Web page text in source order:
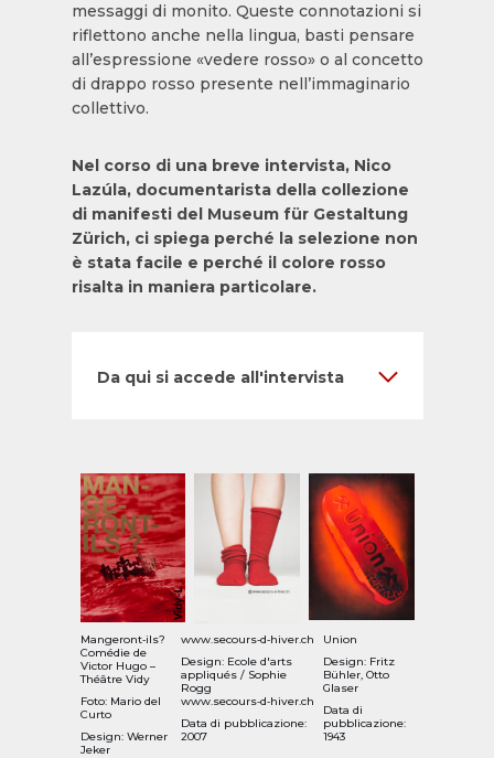
messaggi di monito. Queste connotazioni si
riflettono anche nella lingua, basti pensare
all’espressione «vedere rosso» o al concetto
di drappo rosso presente nell’immaginario
collettivo.
Nel corso di una breve intervista, Nico
Lazúla, documentarista della collezione
di manifesti del Museum für Gestaltung
Zürich, ci spiega perché la selezione non
è stata facile e perché il colore rosso
risalta in maniera particolare.
Da qui si accede all'intervista
Mangeront‑ils?
Comédie de
Victor Hugo –
Théâtre Vidy
Foto: Mario del
Curto
Design: Werner
Jeker
www.secours‑d‑hiver.ch
Design: Ecole d'arts
appliqués / Sophie
Rogg
www.secours‑d‑hiver.ch
Data di pubblicazione:
2007
Union
Design: Fritz
Bühler, Otto
Glaser
Data di
pubblicazione:
1943